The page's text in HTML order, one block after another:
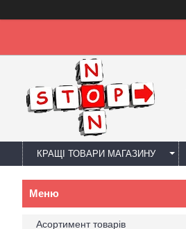
КРАЩІ ТОВАРИ МАГАЗИНУ
Асортимент товарів